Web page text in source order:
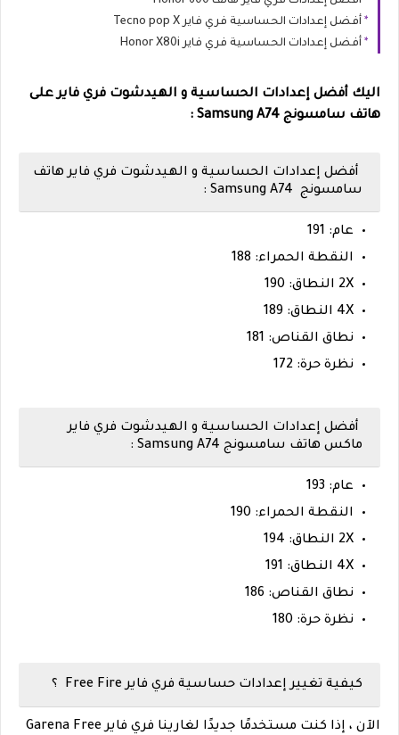
أفضل إعدادات الحساسية فري فاير Tecno pop X
أفضل إعدادات الحساسية فري فاير Honor X80i
اليك أفضل إعدادات الحساسية و الهيدشوت فري فاير على
هاتف سامسونج Samsung A74 :
أفضل إعدادات الحساسية و الهيدشوت فري فاير هاتف
سامسونج Samsung A74 :
عام: 191
النقطة الحمراء: 188
2X النطاق: 190
4X النطاق: 189
نطاق القناص: 181
نظرة حرة: 172
أفضل إعدادات الحساسية و الهيدشوت فري فاير
ماكس هاتف سامسونج Samsung A74 :
عام: 193
النقطة الحمراء: 190
2X النطاق: 194
4X النطاق: 191
نطاق القناص: 186
نظرة حرة: 180
كيفية تغيير إعدادات حساسية فري فاير Free Fire ؟
الآن ، إذا كنت مستخدمًا جديدًا لغارينا فري فاير Garena Free